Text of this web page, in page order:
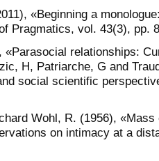
«Beginning a
Pragmatics, vol. 43(3), pp.
«Parasocial relationships:
H, Patriarche, G and
social scientific
Wohl, R. (1956),
on intimacy at a